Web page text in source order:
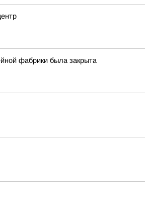
фабрики была закрыта